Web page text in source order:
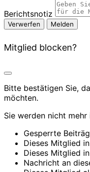
Berichtsnotiz
Melden
Mitglied blocken?
Bitte bestätigen Sie,
möchten.
Sie werden nicht mehr
Gesperrte
Dieses Mitglied
Dieses Mitglied
Nachricht an